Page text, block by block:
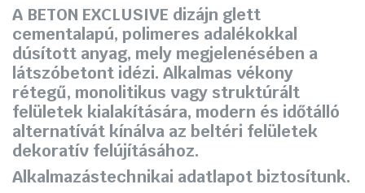
A BETON EXCLUSIVE dizájn glett
cementalapú, polimeres adalékokkal
dúsított anyag, mely megjelenésében a
látszóbetont idézi. Alkalmas vékony
rétegű, monolitikus vagy struktúrált
felületek kialakítására, modern és időtálló
alternatívát kínálva az beltéri felületek
dekoratív felújításához.
Alkalmazástechnikai adatlapot biztosítunk.